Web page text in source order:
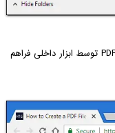
در برخی نرم‌افزارها مثل گوگل کروم، قابلیت ایجاد PDF توسط ابزار داخلی فراهم